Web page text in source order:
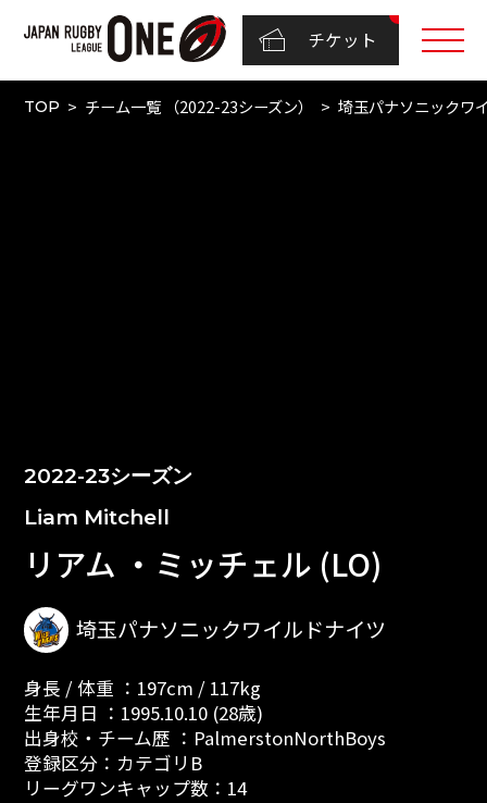
チケット
TOP チーム一覧 （2022-23シーズン） 埼玉パナソニックワ
2022-23シーズン
Liam Mitchell
リアム ・ミッチェル (LO)
埼玉パナソニックワイルドナイツ
身長 / 体重 ：197cm / 117kg
生年月日 ：1995.10.10 (28歳)
出身校・チーム歴 ：PalmerstonNorthBoys
登録区分：カテゴリB
リーグワンキャップ数：14